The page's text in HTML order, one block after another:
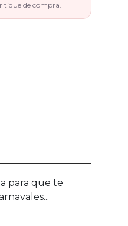
tique de compra.
para que te